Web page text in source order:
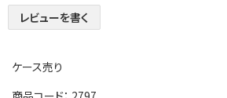
レビューを書く
ケース売り